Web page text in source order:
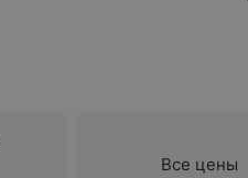
Все цены